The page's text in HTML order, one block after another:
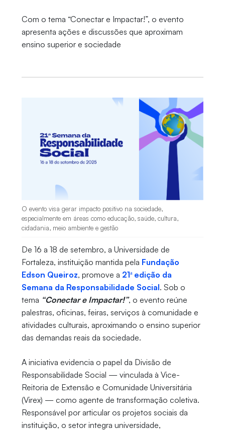
Com o tema “Conectar e Impactar!”, o evento
apresenta ações e discussões que aproximam
ensino superior e sociedade
O evento visa gerar impacto positivo na sociedade,
especialmente em áreas como educação, saúde, cultura,
cidadania, meio ambiente e gestão
De 16 a 18 de setembro, a Universidade de
Fortaleza, instituição mantida pela Fundação
Edson Queiroz, promove a 21ª edição da
Semana da Responsabilidade Social. Sob o
tema “Conectar e Impactar!”, o evento reúne
palestras, oficinas, feiras, serviços à comunidade e
atividades culturais, aproximando o ensino superior
das demandas reais da sociedade.
A iniciativa evidencia o papel da Divisão de
Responsabilidade Social — vinculada à Vice-
Reitoria de Extensão e Comunidade Universitária
(Virex) — como agente de transformação coletiva.
Responsável por articular os projetos sociais da
instituição, o setor integra universidade,